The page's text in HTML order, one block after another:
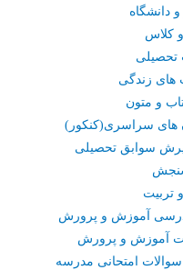
دانشگاه
کلاس
تحصیلی
های زندگی
و متون
های سراسری(کنکور)
سوابق تحصیلی
تربیت
آموزش و پرورش
آموزش و پرورش
سوالات امتحانی مدرسه